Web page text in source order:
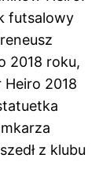
futsalowy
2018 roku,
Heiro 2018
z klubu